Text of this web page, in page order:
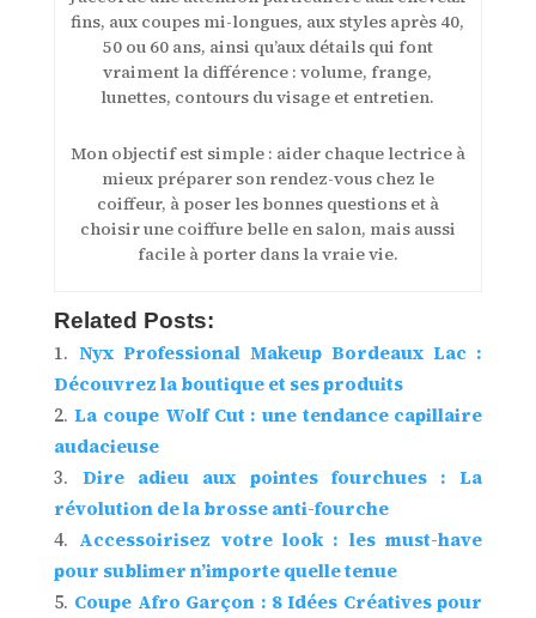
fins, aux coupes mi-longues, aux styles après 40,
50 ou 60 ans, ainsi qu’aux détails qui font
vraiment la différence : volume, frange,
lunettes, contours du visage et entretien.
Mon objectif est simple : aider chaque lectrice à
mieux préparer son rendez-vous chez le
coiffeur, à poser les bonnes questions et à
choisir une coiffure belle en salon, mais aussi
facile à porter dans la vraie vie.
Related Posts:
Nyx Professional Makeup Bordeaux Lac :
Découvrez la boutique et ses produits
La coupe Wolf Cut : une tendance capillaire
audacieuse
Dire adieu aux pointes fourchues : La
révolution de la brosse anti-fourche
Accessoirisez votre look : les must-have
pour sublimer n’importe quelle tenue
Coupe Afro Garçon : 8 Idées Créatives pour